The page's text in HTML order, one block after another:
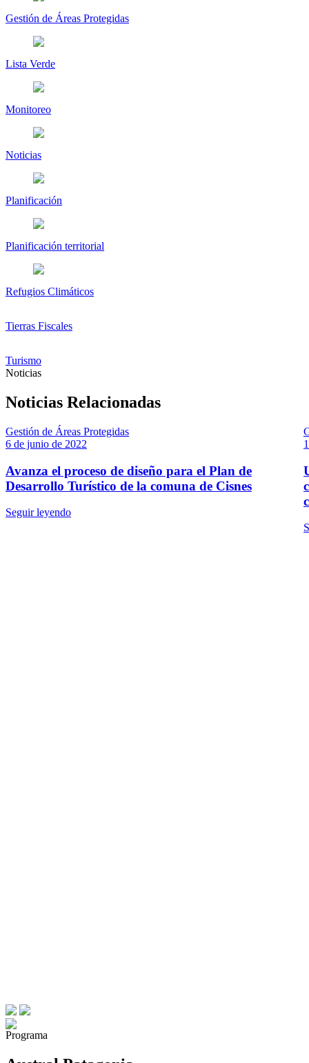
Gestión de Áreas Protegidas
Lista Verde
Monitoreo
Noticias
Planificación
Planificación territorial
Refugios Climáticos
Tierras Fiscales
Turismo
Noticias
Noticias Relacionadas
Gestión de Áreas Protegidas
6 de junio de 2022
Avanza el proceso de diseño para el Plan de
Desarrollo Turístico de la comuna de Cisnes
Seguir leyendo
Programa